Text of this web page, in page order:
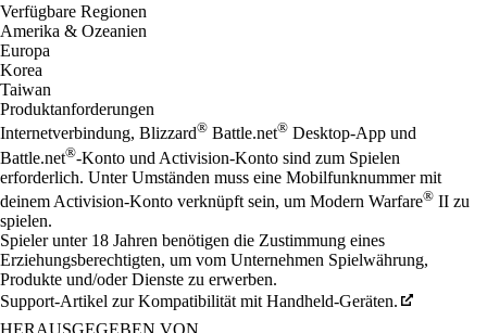
Verfügbare Regionen
Amerika & Ozeanien
Europa
Korea
Taiwan
Produktanforderungen
Internetverbindung, Blizzard® Battle.net® Desktop-App und
Battle.net®-Konto und Activision-Konto sind zum Spielen
erforderlich. Unter Umständen muss eine Mobilfunknummer mit
deinem Activision-Konto verknüpft sein, um Modern Warfare® II zu
spielen.
Spieler unter 18 Jahren benötigen die Zustimmung eines
Erziehungsberechtigten, um vom Unternehmen Spielwährung,
Produkte und/oder Dienste zu erwerben.
Support-Artikel zur Kompatibilität mit Handheld-Geräten.
HERAUSGEGEBEN VON